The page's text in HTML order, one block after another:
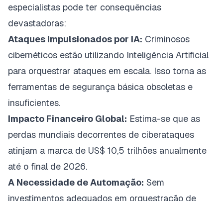
especialistas pode ter consequências
devastadoras:
Ataques Impulsionados por IA: Criminosos
cibernéticos estão utilizando Inteligência Artificial
para orquestrar ataques em escala. Isso torna as
ferramentas de segurança básica obsoletas e
insuficientes.
Impacto Financeiro Global: Estima-se que as
perdas mundiais decorrentes de ciberataques
atinjam a marca de US$ 10,5 trilhões anualmente
até o final de 2026.
A Necessidade de Automação: Sem
investimentos adequados em orquestração de